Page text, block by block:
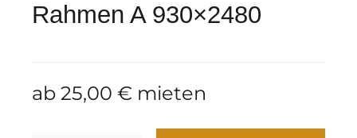
Storage
Rahmen A 930×2480
ab 25,00 € mieten